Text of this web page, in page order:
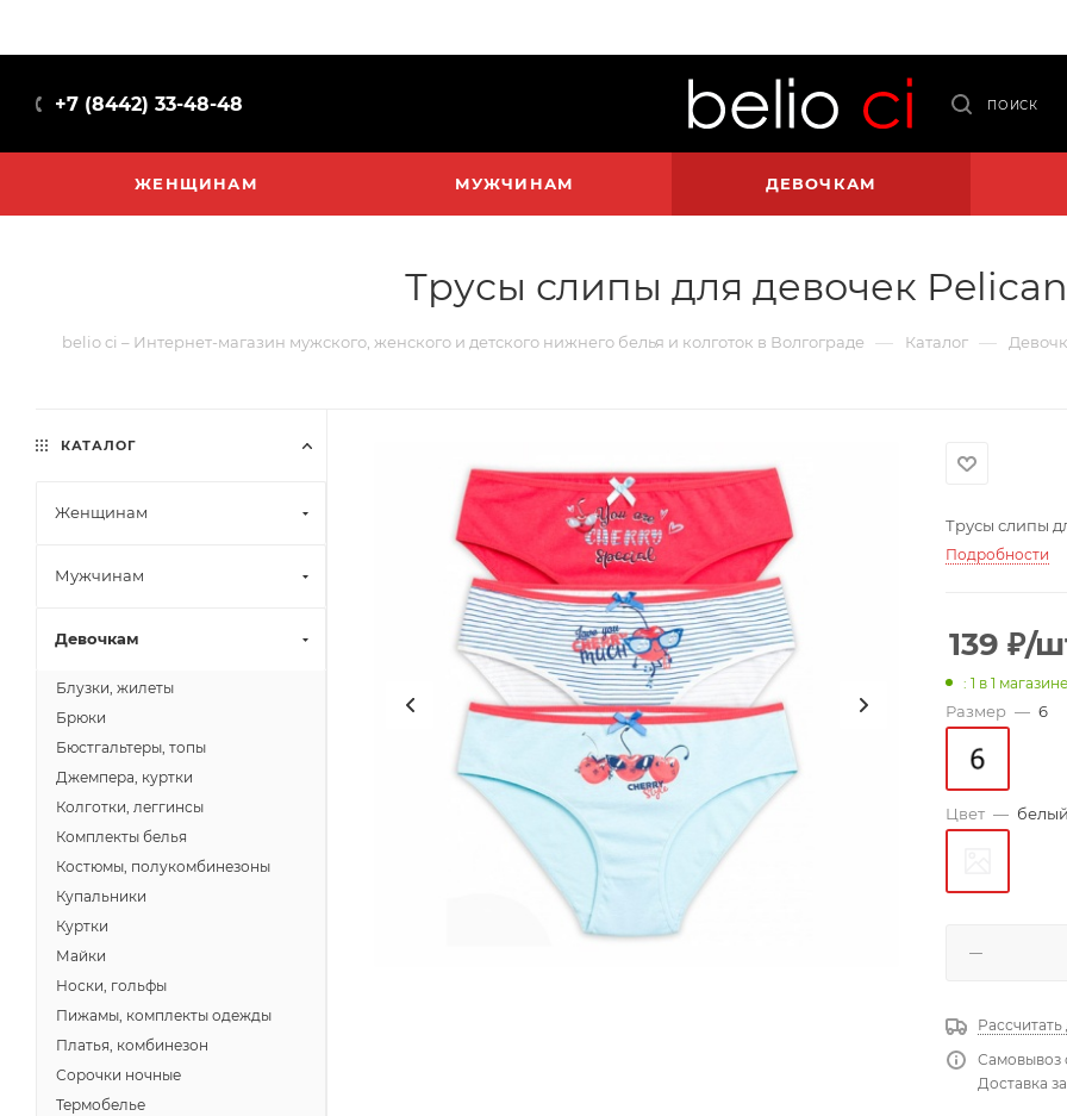
+7 (8442) 33-48-48 ПОИСК
ЖЕНЩИНАМ МУЖЧИНАМ ДЕВОЧКАМ
Трусы слипы для девочек Pelican
belio ci – Интернет-магазин мужского, женского и детского нижнего белья и колготок в Волгограде — Каталог —
Трусы слипы
Подробности
139 ₽/
: 1 в 1 магазине
Размер — 6
Цвет —
Рассчитать
Самовывоз
Доставка
КАТАЛОГ
Женщинам
Мужчинам
Девочкам
Блузки, жилеты
Брюки
Бюстгальтеры, топы
Джемпера, куртки
Колготки, леггинсы
Комплекты белья
Костюмы, полукомбинезоны
Купальники
Куртки
Майки
Носки, гольфы
Пижамы, комплекты одежды
Платья, комбинезон
Сорочки ночные
Термобелье